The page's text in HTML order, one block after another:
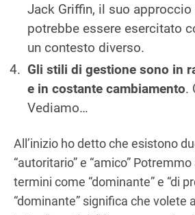
Jack Griffin, il suo
potrebbe essere esercitato
un contesto diverso.
Gli stili di gestione sono in
e in costante cambiamento.
Vediamo…
All’inizio ho detto che esistono
“autoritario” e “amico”
termini come “dominante” e “di
“dominante” significa che volete